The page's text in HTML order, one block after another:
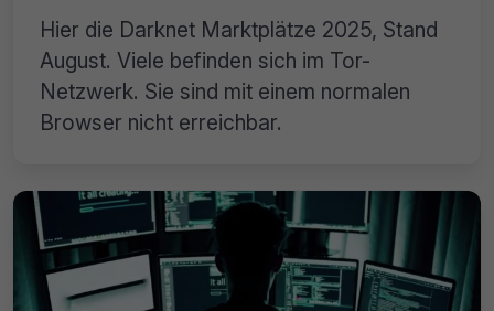
Hier die Darknet Marktplätze 2025, Stand
August. Viele befinden sich im Tor-
Netzwerk. Sie sind mit einem normalen
Browser nicht erreichbar.